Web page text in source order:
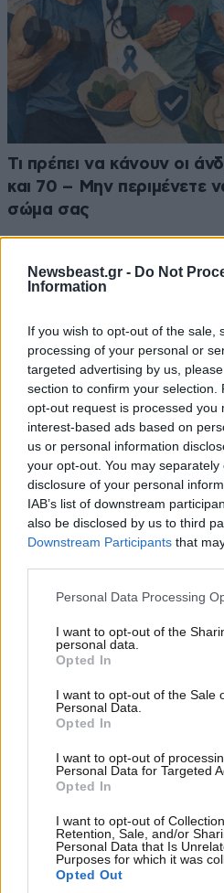
Newsbeast.gr - Do Not
Information
If you wish to opt-out of the sale,
processing of your personal or
targeted advertising by us,
section to confirm your selection.
opt-out request is processed you
interest-based ads based on
us or personal information
your opt-out. You may
disclosure of your personal
IAB’s list of downstream
also be disclosed by us to third
Downstream Participants that
Please note that this website/app
not limited to your visit or usage
grant or deny consent to Google
use your data for below specified
consent section.
Personal Data Processing
I want to opt-out of the
personal data.
Opted In
I want to opt-out of the Sale
Personal Data.
Opted In
I want to opt-out of
Personal Data for Targeted
Opted In
I want to opt-out of
Retention, Sale, and/or
Personal Data that Is
Purposes for which it was
Opted Out
Τι πρέπει να κάνουν οι
και 70 – Μην περιμένετε
σώμα σας
Ιατρικό θαύμα: Γιατροί
Η αλήθεια για τις